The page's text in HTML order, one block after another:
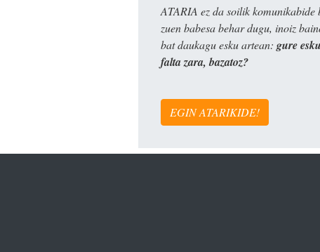
ATARIA ez da soilik komunikabide
zuen babesa behar dugu, inoiz
bat daukagu esku artean: gure
falta zara, bazatoz?
EGIN ATARIKIDE!